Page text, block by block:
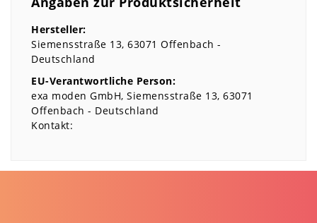
Hersteller:
Siemensstraße 13 63071 Offenbach
Deutschland
EU-Verantwortliche Person:
exa moden GmbH Siemensstraße 13 63071
Offenbach
Deutschland
Kontakt: